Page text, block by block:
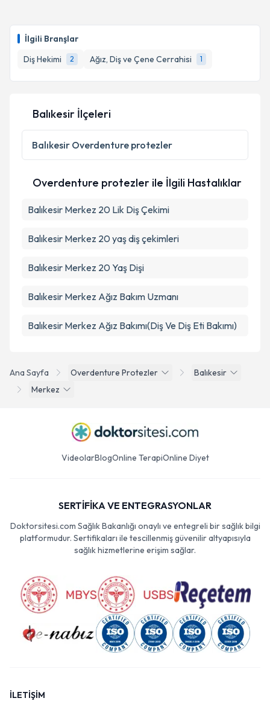
İlgili Branşlar
Diş Hekimi
2 Ağız, Diş ve Çene Cerrahisi 1
Ana Sayfa Overdenture Protezler
Balıkesir
Merkez
Balıkesir İlçeleri
Balıkesir Overdenture protezler
Overdenture protezler ile İlgili Hastalıklar
Balıkesir Merkez 20 Lik Diş Çekimi
Balıkesir Merkez 20 yaş diş çekimleri
Balıkesir Merkez 20 Yaş Dişi
Balıkesir Merkez Ağız Bakım Uzmanı
Balıkesir Merkez Ağız Bakımı(Diş Ve Diş Eti Bakımı)
VideolarBlogOnline TerapiOnline Diyet
SERTİFİKA VE ENTEGRASYONLAR
Doktorsitesi.com Sağlık Bakanlığı onaylı ve entegreli bir sağlık bilgi
platformudur. Sertifikaları ile tescillenmiş güvenilir altyapısıyla
sağlık hizmetlerine erişim sağlar.
İLETİŞİM